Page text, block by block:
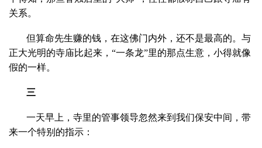
关系。
但算命先生赚的钱，在这佛门内外，还不是最高的。与
正大光明的寺庙比起来，“一条龙”里的那点生意，小得就像
假的一样。
三
一天早上，寺里的管事领导忽然来到我们保安中间，带
来一个特别的指示：